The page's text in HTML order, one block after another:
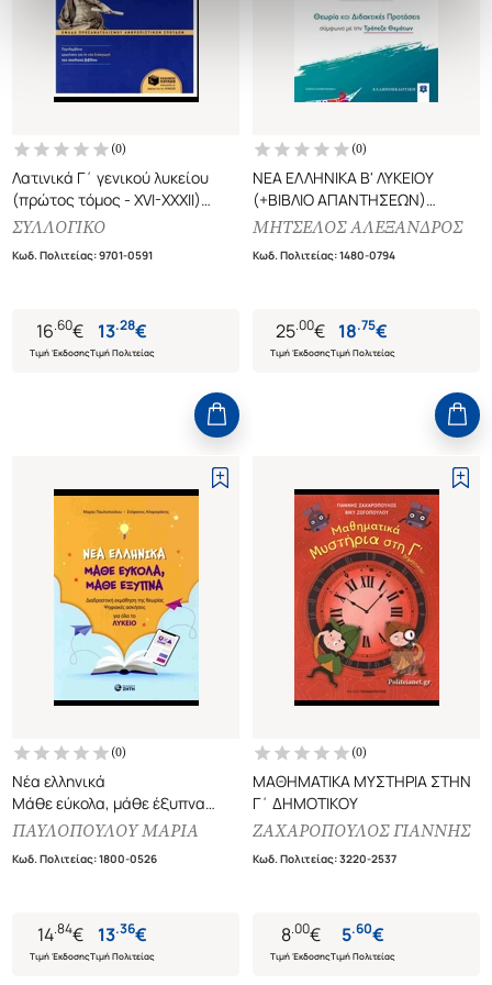
(0)
Λατινικά Γ΄ γενικού λυκείου
(πρώτος τόμος - XVI-XXXII)
Περιλαμβάνει ερωτήσεις για τη
βιβλίου
ΣΥΛΛΟΓΙΚΟ
Κωδ. Πολιτείας:9701-0591
16.60€
Τιμή Έκδοσης
13.28€
Τιμή Πολιτείας
(0)
ΝΕΑ ΕΛΛΗΝΙΚΑ Β' ΛΥΚΕΙΟΥ
(+ΒΙΒΛΙΟ ΑΠΑΝΤΗΣΕΩΝ)
ΘΕΩΡΙΑ ΚΑΙ ΔΙΔΑΚΤΙΚΕΣ
ΤΡΑΠΕΖΑ ΘΕΜΑΤΩΝ (ΕΚΔΟΣΗ
ΜΗΤΣΕΛΟΣ ΑΛΕΞΑΝΔΡΟΣ
Κωδ. Πολιτείας:1480-0794
25.00€
Τιμή Έκδοσης
18.75€
Τιμή Πολιτείας
(0)
Νέα ελληνικά
Μάθε εύκολα, μάθε έξυπνα
(διαδραστική εκμάθηση της
για όλο το λύκειο)
ΠΑΥΛΟΠΟΥΛΟΥ ΜΑΡΙΑ
Κωδ. Πολιτείας:1800-0526
14.84€
Τιμή Έκδοσης
13.36€
Τιμή Πολιτείας
(0)
ΜΑΘΗΜΑΤΙΚΑ ΜΥΣΤΗΡΙΑ ΣΤΗΝ
Γ΄ ΔΗΜΟΤΙΚΟΥ
ΖΑΧΑΡΟΠΟΥΛΟΣ ΓΙΑΝΝΗΣ
Κωδ. Πολιτείας:3220-2537
8.00€
Τιμή Έκδοσης
5.60€
Τιμή Πολιτείας